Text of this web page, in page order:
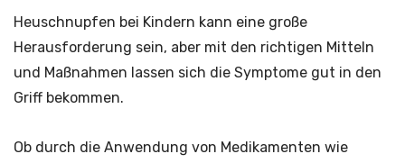
Heuschnupfen bei Kindern kann eine große
Herausforderung sein, aber mit den richtigen Mitteln
und Maßnahmen lassen sich die Symptome gut in den
Griff bekommen.
Ob durch die Anwendung von Medikamenten wie